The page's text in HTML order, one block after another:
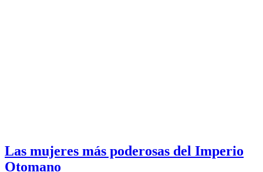
Las mujeres más poderosas del Imperio
Otomano